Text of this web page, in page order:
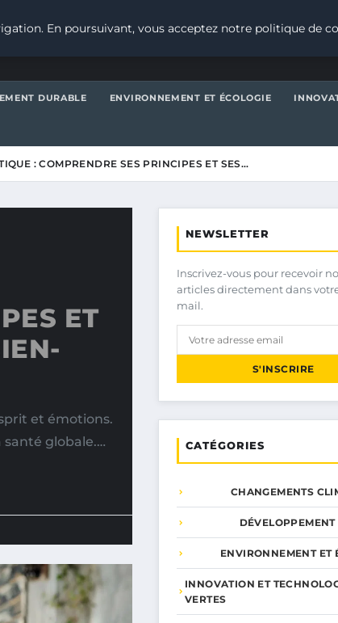
DURABLE ENVIRONNEMENT ET ÉCOLOGIE
: COMPRENDRE SES PRINCIPES ET SES…
ET
et émotions.
globale.…
NEWSLETTER
Inscrivez-vous pour recevoir
articles directement dans
mail.
S'INSCRIRE
CATÉGORIES
CHANGEMENTS
ENVIRONNEMENT ET
INNOVATION ET
VERTES
En poursuivant, vous acceptez notre politique de